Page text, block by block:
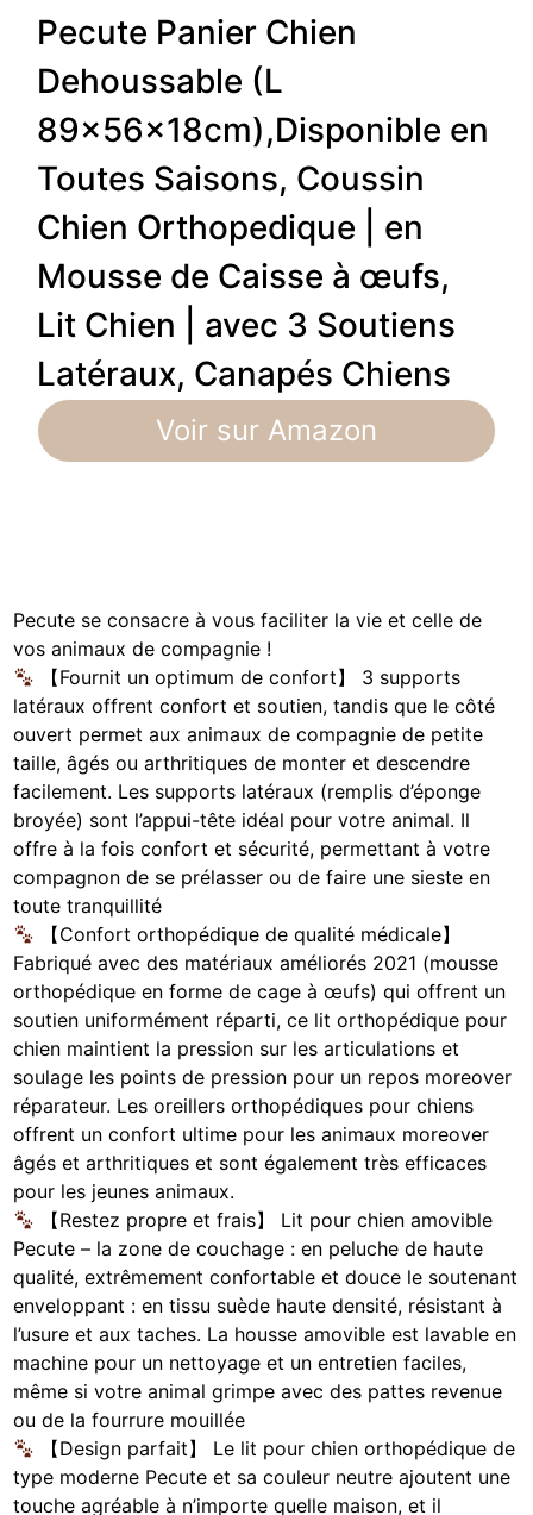
Pecute Panier Chien
Dehoussable (L
89×56×18cm),Disponible en
Toutes Saisons, Coussin
Chien Orthopedique | en
Mousse de Caisse à œufs,
Lit Chien | avec 3 Soutiens
Latéraux, Canapés Chiens
Voir sur Amazon
Pecute se consacre à vous faciliter la vie et celle de
vos animaux de compagnie !
【Fournit un optimum de confort】 3 supports
latéraux offrent confort et soutien, tandis que le côté
ouvert permet aux animaux de compagnie de petite
taille, âgés ou arthritiques de monter et descendre
facilement. Les supports latéraux (remplis d’éponge
broyée) sont l’appui-tête idéal pour votre animal. Il
offre à la fois confort et sécurité, permettant à votre
compagnon de se prélasser ou de faire une sieste en
toute tranquillité
【Confort orthopédique de qualité médicale】
Fabriqué avec des matériaux améliorés 2021 (mousse
orthopédique en forme de cage à œufs) qui offrent un
soutien uniformément réparti, ce lit orthopédique pour
chien maintient la pression sur les articulations et
soulage les points de pression pour un repos moreover
réparateur. Les oreillers orthopédiques pour chiens
offrent un confort ultime pour les animaux moreover
âgés et arthritiques et sont également très efficaces
pour les jeunes animaux.
【Restez propre et frais】 Lit pour chien amovible
Pecute – la zone de couchage : en peluche de haute
qualité, extrêmement confortable et douce le soutenant
enveloppant : en tissu suède haute densité, résistant à
l’usure et aux taches. La housse amovible est lavable en
machine pour un nettoyage et un entretien faciles,
même si votre animal grimpe avec des pattes revenue
ou de la fourrure mouillée
【Design parfait】 Le lit pour chien orthopédique de
type moderne Pecute et sa couleur neutre ajoutent une
touche agréable à n’importe quelle maison, et il